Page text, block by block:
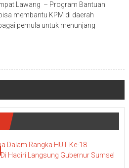
Lawang – Program Bantuan
membantu KPM di daerah
pemula untuk menunjang